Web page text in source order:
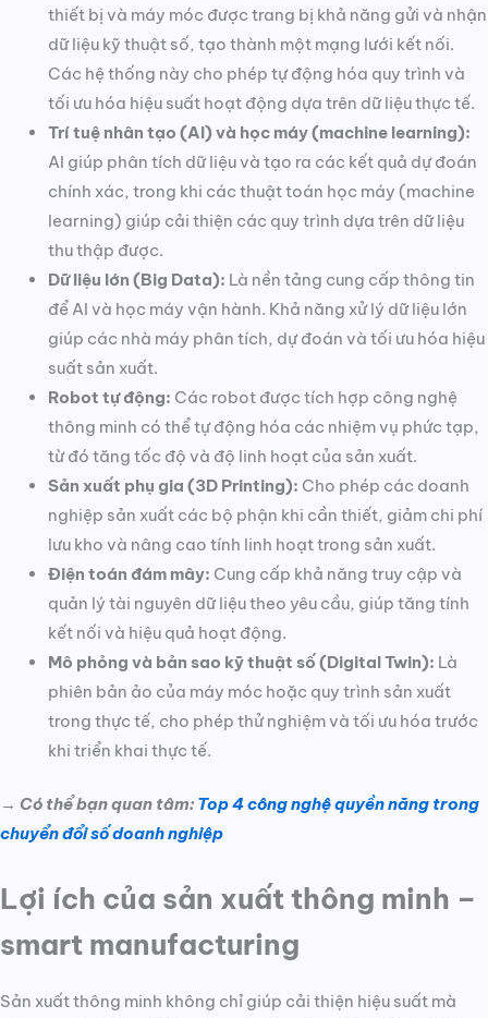
thiết bị và máy móc được trang bị khả năng gửi và nhận
dữ liệu kỹ thuật số, tạo thành một mạng lưới kết nối.
Các hệ thống này cho phép tự động hóa quy trình và
tối ưu hóa hiệu suất hoạt động dựa trên dữ liệu thực tế.
Trí tuệ nhân tạo (AI) và học máy (machine learning):
AI giúp phân tích dữ liệu và tạo ra các kết quả dự đoán
chính xác, trong khi các thuật toán học máy (machine
learning) giúp cải thiện các quy trình dựa trên dữ liệu
thu thập được.
Dữ liệu lớn (Big Data): Là nền tảng cung cấp thông tin
để AI và học máy vận hành. Khả năng xử lý dữ liệu lớn
giúp các nhà máy phân tích, dự đoán và tối ưu hóa hiệu
suất sản xuất.
Robot tự động: Các robot được tích hợp công nghệ
thông minh có thể tự động hóa các nhiệm vụ phức tạp,
từ đó tăng tốc độ và độ linh hoạt của sản xuất.
Sản xuất phụ gia (3D Printing): Cho phép các doanh
nghiệp sản xuất các bộ phận khi cần thiết, giảm chi phí
lưu kho và nâng cao tính linh hoạt trong sản xuất.
Điện toán đám mây: Cung cấp khả năng truy cập và
quản lý tài nguyên dữ liệu theo yêu cầu, giúp tăng tính
kết nối và hiệu quả hoạt động.
Mô phỏng và bản sao kỹ thuật số (Digital Twin): Là
phiên bản ảo của máy móc hoặc quy trình sản xuất
trong thực tế, cho phép thử nghiệm và tối ưu hóa trước
khi triển khai thực tế.
→ Có thể bạn quan tâm: Top 4 công nghệ quyền năng trong
chuyển đổi số doanh nghiệp
Lợi ích của sản xuất thông minh –
smart manufacturing
Sản xuất thông minh không chỉ giúp cải thiện hiệu suất mà